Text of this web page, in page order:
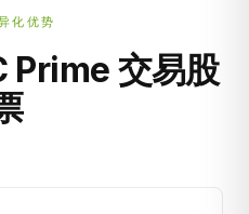
化优势
Prime 交易股